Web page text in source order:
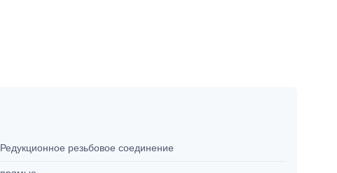
Редукционное резьбовое соединение